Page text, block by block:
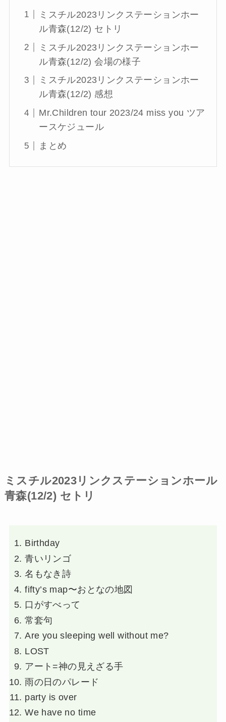
ミスチル2023リンクステーションホー
ル青森(12/2) セトリ
ミスチル2023リンクステーションホー
ル青森(12/2) 会場の様子
ミスチル2023リンクステーションホー
ル青森(12/2) 感想
Mr.Children tour 2023/24 miss you ツア
ースケジュール
まとめ
ミスチル2023リンクステーションホール
青森(12/2) セトリ
Birthday
青いリンゴ
名もなき詩
fifty’s map〜おとなの地図
口がすべって
常套句
Are you sleeping well without me?
LOST
アート=神の見えざる手
雨の日のパレード
party is over
We have no time